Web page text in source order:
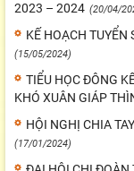
2023 – 2024 (20/04/
KẾ HOẠCH
(15/05/2024)
TIỂU HỌC ĐÔNG
KHÓ XUÂN GIÁP
HỘI NGHỊ CHIA
(17/01/2024)